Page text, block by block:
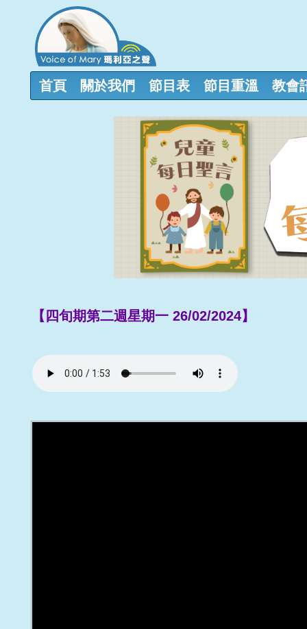
首頁 關於我們 節目表 節目重溫 教會
【四旬期第二週星期一 26/02/2024】